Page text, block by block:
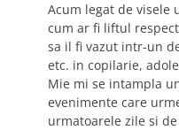
Acum legat de visele
cum ar fi liftul
sa il fi vazut intr-un
etc. in copilarie,
Mie mi se intampla
evenimente care
urmatoarele zile si